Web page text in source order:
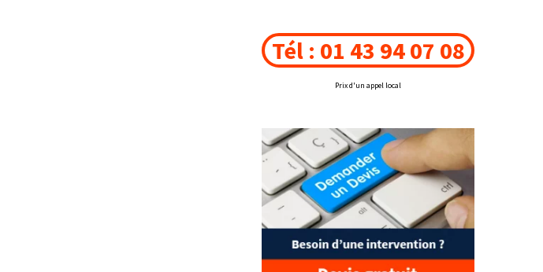
Tél : 01 43 94 07 08
Prix d'un appel local